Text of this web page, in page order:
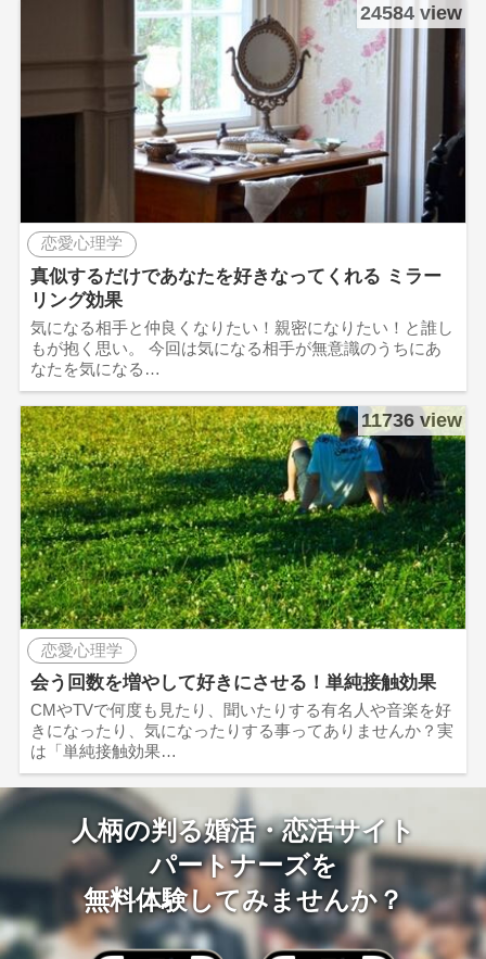
24584 view
恋愛心理学
真似するだけであなたを好きなってくれる ミラー
リング効果
気になる相手と仲良くなりたい！親密になりたい！と誰し
もが抱く思い。 今回は気になる相手が無意識のうちにあ
なたを気になる…
11736 view
恋愛心理学
会う回数を増やして好きにさせる！単純接触効果
CMやTVで何度も見たり、聞いたりする有名人や音楽を好
きになったり、気になったりする事ってありませんか？実
は「単純接触効果…
人柄の判る婚活・恋活サイト
パートナーズを
無料体験してみませんか？